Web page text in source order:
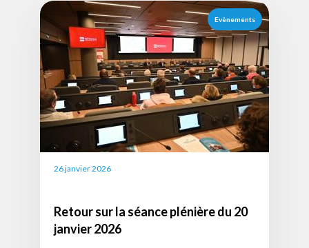
Visuel
de
l'actualité
(332
x
225px)
Image
Evènements
26 janvier 2026
Retour sur la séance plénière du 20
janvier 2026